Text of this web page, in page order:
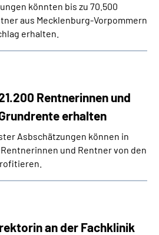
könnten bis zu 70.500
aus Mecklenburg-Vorpommern
erhalten.
Rentnerinnen und
erhalten
Asbschätzungen können in
und Rentner von den
an der Fachklinik